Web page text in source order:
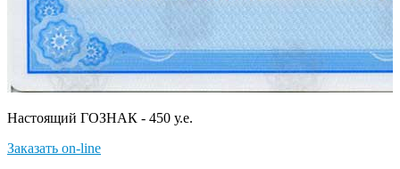
Настоящий ГОЗНАК - 450 у.е.
Заказать on-line